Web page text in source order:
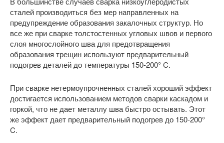
сталей производиться без мер направленных на
предупреждение образования закалочных структур. Но
все же при сварке толстостенных угловых швов и первого
слоя многослойного шва для предотвращения
образования трещин используют предварительный
подогрев деталей до температуры 150-200° C.
При сварке нетермоупрочненных сталей хороший эффект
достигается использованием методов сварки каскадом и
горкой, что не дает металлу шва быстро остывать. Этот
же эффект дает предварительный подогрев до 150-200°
C.